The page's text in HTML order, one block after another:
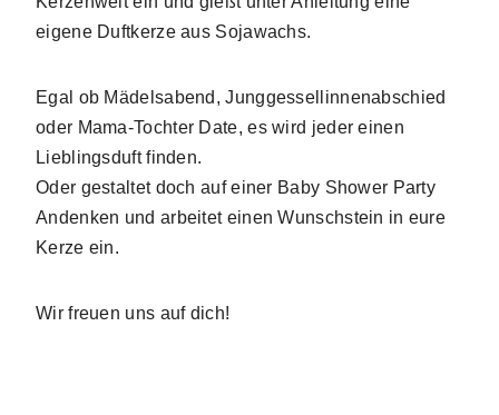
eigene Duftkerze aus Sojawachs.
Egal ob Mädelsabend, Junggessellinnenabschied
oder Mama-Tochter Date, es wird jeder einen
Lieblingsduft finden.
Oder gestaltet doch auf einer Baby Shower Party
Andenken und arbeitet einen Wunschstein in eure
Kerze ein.
Wir freuen uns auf dich!